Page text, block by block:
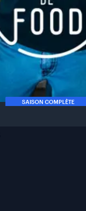
SAISON COMPLÈTE